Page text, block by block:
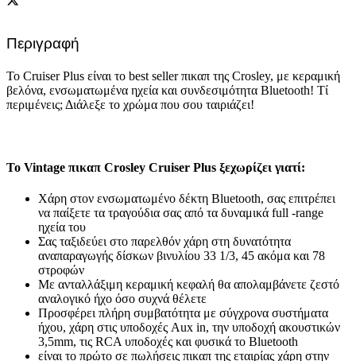
Περιγραφή
Το Cruiser Plus είναι το best seller πικαπ της Crosley, με κεραμική
βελόνα, ενσωματωμένα ηχεία και συνδεσιμότητα Bluetooth! Τί
περιμένεις; Διάλεξε το χρώμα που σου ταιριάζει!
Το Vintage πικαπ Crosley Cruiser Plus ξεχωρίζει γιατί:
Χάρη στον ενσωματωμένο δέκτη Bluetooth, σας επιτρέπει
να παίξετε τα τραγούδια σας από τα δυναμικά full -range
ηχεία του
Σας ταξιδεύει στο παρελθόν χάρη στη δυνατότητα
αναπαραγωγής δίσκων βινυλίου 33 1/3, 45 ακόμα και 78
στροφών
Με ανταλλάξιμη κεραμική κεφαλή θα απολαμβάνετε ζεστό
αναλογικό ήχο όσο συχνά θέλετε
Προσφέρει πλήρη συμβατότητα με σύγχρονα συστήματα
ήχου, χάρη στις υποδοχές Aux in, την υποδοχή ακουστικών
3,5mm, τις RCA υποδοχές και φυσικά το Bluetooth
είναι το πρώτο σε πωλήσεις πικαπ της εταιρίας χάρη στην